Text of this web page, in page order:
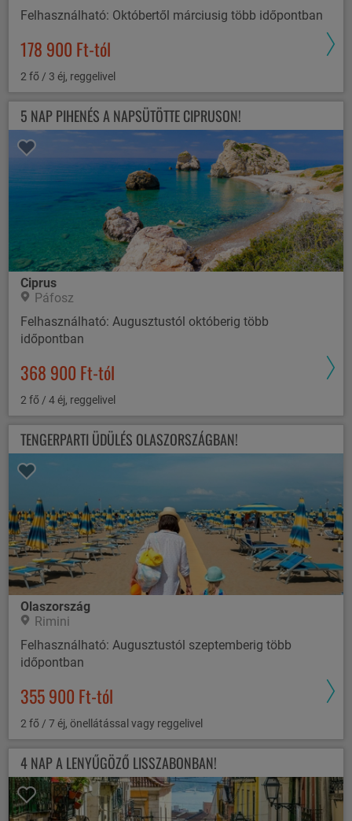
Felhasználható: Októbertől márciusig több időpontban
178 900 Ft-tól
2 fő / 3 éj, reggelivel
5 NAP PIHENÉS A NAPSÜTÖTTE CIPRUSON!
Ciprus
Páfosz
Felhasználható: Augusztustól októberig több
időpontban
368 900 Ft-tól
2 fő / 4 éj, reggelivel
TENGERPARTI ÜDÜLÉS OLASZORSZÁGBAN!
Olaszország
Rimini
Felhasználható: Augusztustól szeptemberig több
időpontban
355 900 Ft-tól
2 fő / 7 éj, önellátással vagy reggelivel
4 NAP A LENYŰGÖZŐ LISSZABONBAN!